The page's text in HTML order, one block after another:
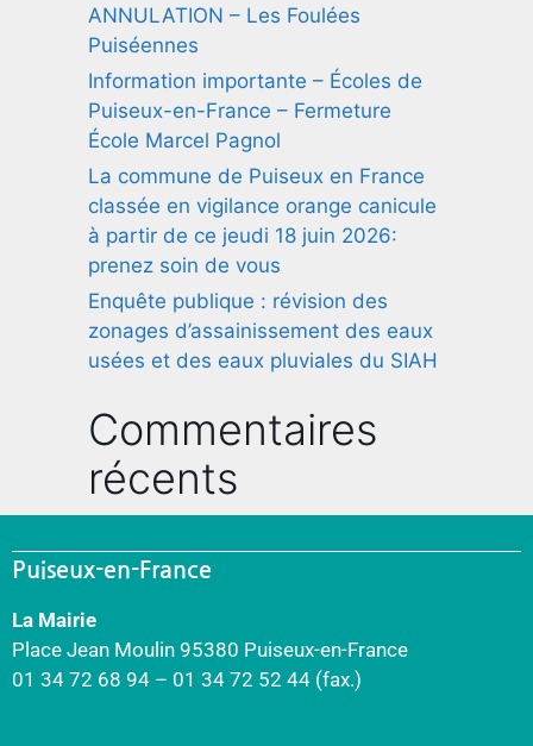
ANNULATION – Les Foulées
Puiséennes
Information importante – Écoles de
Puiseux-en-France – Fermeture
École Marcel Pagnol
La commune de Puiseux en France
classée en vigilance orange canicule
à partir de ce jeudi 18 juin 2026:
prenez soin de vous
Enquête publique : révision des
zonages d’assainissement des eaux
usées et des eaux pluviales du SIAH
Commentaires
récents
Puiseux-en-France
La Mairie
Place Jean Moulin 95380 Puiseux-en-France
01 34 72 68 94 – 01 34 72 52 44 (fax.)